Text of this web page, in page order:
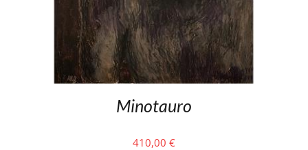
Minotauro
410,00 €